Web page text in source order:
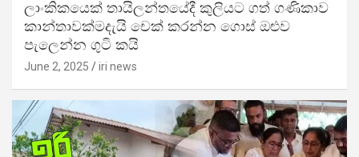
ලාංකිකයෙක් තායිලන්තයේදී කුලියට ගත් ගණිකාව
කාන්තාවක්මදැයි චෙක් කරන්න ගොස් ඔළුව
පැලෙන්න ගුටි කයි
June 2, 2025 iri news